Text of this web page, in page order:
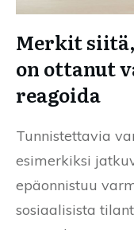
Merkit
on ottanut
reagoida
Tunnistettavia
esimerkiksi
epäonnistuu
sosiaalisista